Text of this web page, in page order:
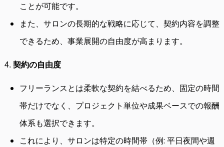
ことが可能です。
また、サロンの長期的な戦略に応じて、契約内容を調整
できるため、事業展開の自由度が高まります。
4. 契約の自由度
フリーランスとは柔軟な契約を結べるため、固定の時間
帯だけでなく、プロジェクト単位や成果ベースでの報酬
体系も選択できます。
これにより、サロンは特定の時間帯（例: 平日夜間や週